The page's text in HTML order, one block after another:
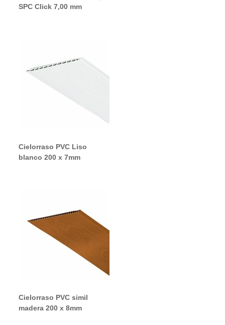
SPC Click 7,00 mm
Cielorraso PVC Liso
blanco 200 x 7mm
Cielorraso PVC simil
madera 200 x 8mm